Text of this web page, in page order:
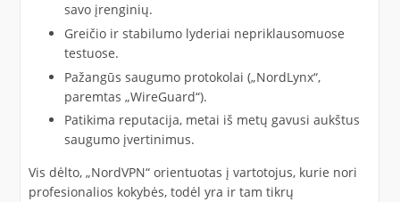
savo įrenginių.
Greičio ir stabilumo lyderiai nepriklausomuose
testuose.
Pažangūs saugumo protokolai („NordLynx“,
paremtas „WireGuard“).
Patikima reputacija, metai iš metų gavusi aukštus
saugumo įvertinimus.
Vis dėlto, „NordVPN“ orientuotas į vartotojus, kurie nori
profesionalios kokybės, todėl yra ir tam tikrų